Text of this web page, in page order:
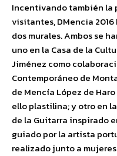
Incentivando también
visitantes, DMencia
dos murales. Ambos se
uno en la Casa de la
Jiménez como
Contemporáneo de
de Mencía López de
ello plastilina; y otro en
de la Guitarra inspirado
guiado por la artista
realizado junto a